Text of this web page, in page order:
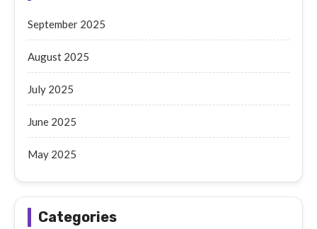
September 2025
August 2025
July 2025
June 2025
May 2025
Categories